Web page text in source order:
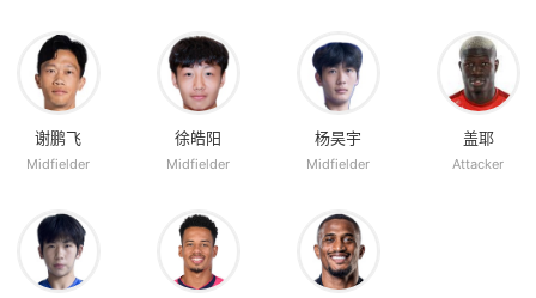
谢鹏飞
Midfielder
徐皓阳
Midfielder
杨昊宇
Midfielder
盖耶
Attacker